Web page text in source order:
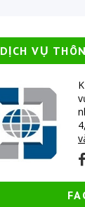
DỊCH VỤ